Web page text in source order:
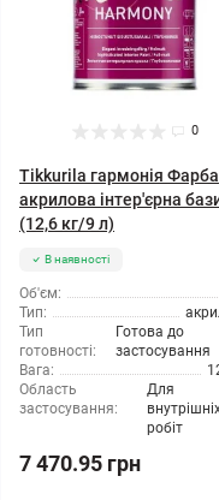
0
Tikkurila гармонія Фарба
акрилова інтер'єрна
(12,6 кг/9 л)
В наявності
Об'єм:
Тип:
Тип
готовності:
Готова до
застосування
Вага:
Область
застосування:
Для
робіт
7 470.95 грн